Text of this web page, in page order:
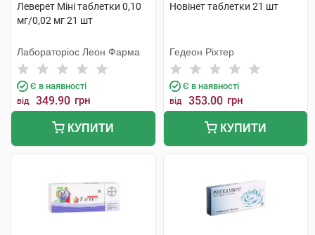
Леверет Міні таблетки 0,10
мг/0,02 мг 21 шт
Лабораторіос Леон Фарма
Є в наявності
від 349.90 грн
КУПИТИ
Новінет таблетки 21 шт
Гедеон Ріхтер
Є в наявності
від 353.00 грн
КУПИТИ